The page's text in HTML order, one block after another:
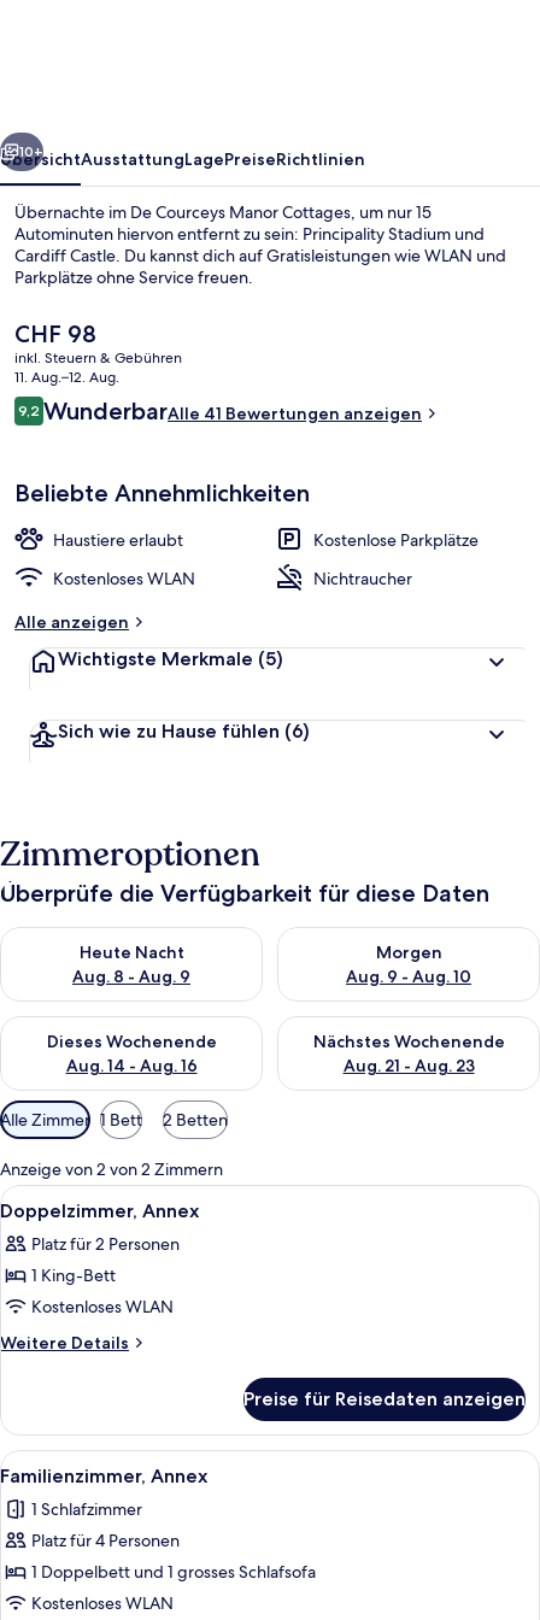
Aussenbereich
Weiter
10+
ÜbersichtAusstattungLagePreiseRichtlinien
Übernachte im De Courceys Manor Cottages, um nur 15
Autominuten hiervon entfernt zu sein: Principality Stadium und
Cardiff Castle. Du kannst dich auf Gratisleistungen wie WLAN und
Parkplätze ohne Service freuen.
Der
aktuelle
Preis
beträgt
CHF 98.
CHF 98
inkl. Steuern & Gebühren
11. Aug.–12. Aug.
Bewertungen
9,29,2 von 10.
WunderbarAlle 41 Bewertungen anzeigen
Beliebte Annehmlichkeiten
Haustiere erlaubt
Kostenlose Parkplätze
Kostenloses WLAN
Nichtraucher
Alle anzeigen
Wichtigste Merkmale (5)
Sich wie zu Hause fühlen (6)
Zimmeroptionen
Überprüfe die Verfügbarkeit für diese Daten
Heute Nacht
Aug. 8 - Aug. 9
Überprüfe die Verfügbarkeit für heute Nacht, Aug. 8 - Aug. 9.
Morgen
Aug. 9 - Aug. 10
Überprüfe die Verfügbarkeit
Dieses Wochenende
Aug. 14 - Aug. 16
Überprüfe die Verfügbarkeit für dieses Wochenende, Aug. 14
Nächstes Wochenende
Aug. 21 - Aug. 23
Überprüfe die Verfügbarkeit
Verfügbare
Filter
für
Zimmer
Alle Zimmer 1 Bett 2 Betten
Anzeige von 2 von 2 Zimmern
Alle
Fotos
für
Doppelzimmer,
Annex
anzeigen
Ein ordentlich gemachtes Bett mit
3
Doppelzimmer, Annex
Platz für 2 Personen
1 King-Bett
Kostenloses WLAN
Weitere Details
Weitere
Annex
Preise für Reisedaten anzeigen
Alle
Fotos
für
Familienzimmer,
Annex
anzeigen
4
Familienzimmer, Annex
1 Schlafzimmer
Platz für 4 Personen
1 Doppelbett und 1 grosses Schlafsofa
Kostenloses WLAN